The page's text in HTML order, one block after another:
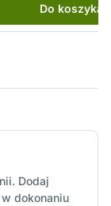
Do koszyka
Dodaj
dokonaniu